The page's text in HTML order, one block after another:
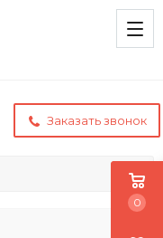
Заказать звонок
0